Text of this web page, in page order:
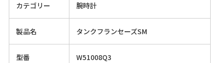
カテゴリー 腕時計
製品名 タンクフランセーズSM
型番 W51008Q3